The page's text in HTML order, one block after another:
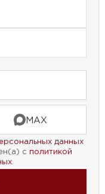
и стильном
MAX
данных
с политикой
.